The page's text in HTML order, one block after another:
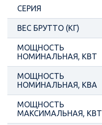
СЕРИЯ
ВЕС БРУТТО (КГ)
МОЩНОСТЬ
НОМИНАЛЬНАЯ, КВТ
МОЩНОСТЬ
НОМИНАЛЬНАЯ, КВА
МОЩНОСТЬ
МАКСИМАЛЬНАЯ, КВТ